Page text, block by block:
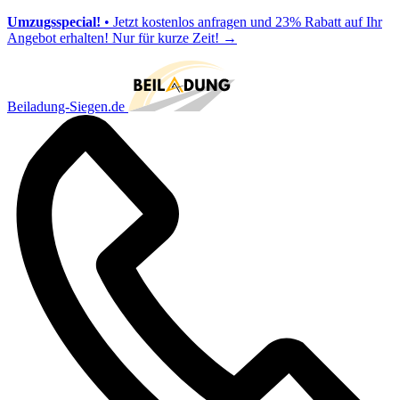
Umzugsspecial! • Jetzt kostenlos anfragen und 23% Rabatt auf Ihr
Angebot erhalten! Nur für kurze Zeit! →
Beiladung-Siegen.de